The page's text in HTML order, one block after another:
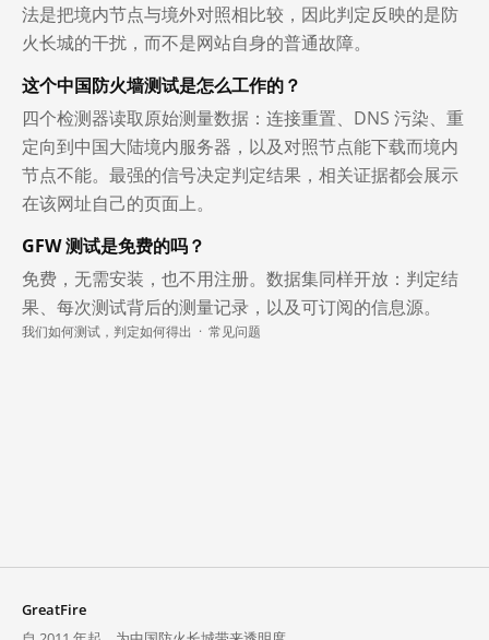
法是把境内节点与境外对照相比较，因此判定反映的是防
火长城的干扰，而不是网站自身的普通故障。
这个中国防火墙测试是怎么工作的？
四个检测器读取原始测量数据：连接重置、DNS 污染、重
定向到中国大陆境内服务器，以及对照节点能下载而境内
节点不能。最强的信号决定判定结果，相关证据都会展示
在该网址自己的页面上。
GFW 测试是免费的吗？
免费，无需安装，也不用注册。数据集同样开放：判定结
果、每次测试背后的测量记录，以及可订阅的信息源。
我们如何测试，判定如何得出 · 常见问题
GreatFire